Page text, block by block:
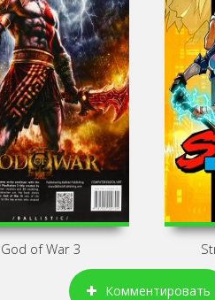
God of War 3
Комментировать